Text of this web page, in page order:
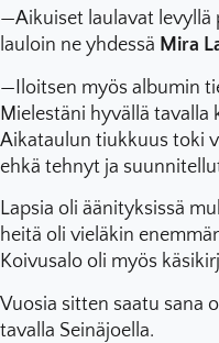
—Aikuiset laulavat levyllä
lauloin ne yhdessä Mira
—Iloitsen myös albumin
Mielestäni hyvällä tavalla
Aikataulun tiukkuus toki
ehkä tehnyt ja
Lapsia oli äänityksissä
heitä oli vieläkin
Koivusalo oli myös
Vuosia sitten saatu sana
tavalla Seinäjoella.